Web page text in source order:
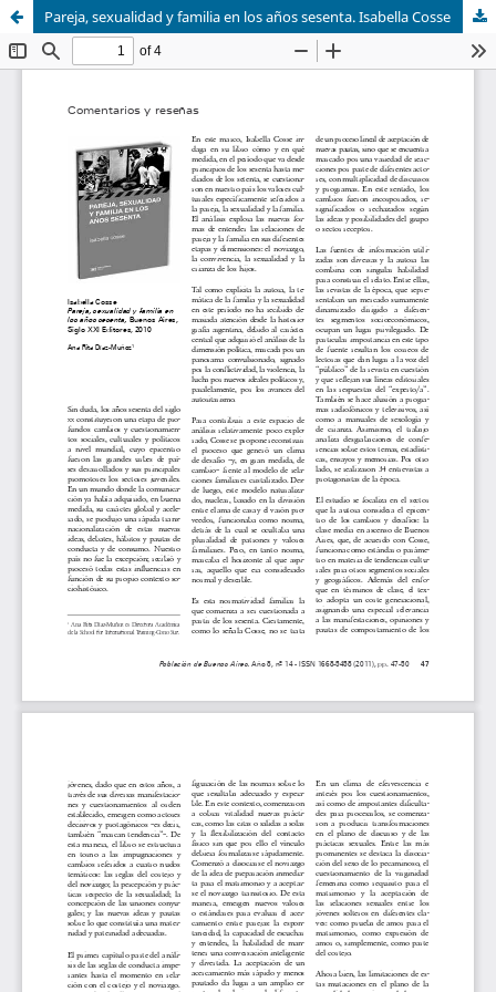
Pareja, sexualidad y familia en los años sesenta. Isabella Cosse